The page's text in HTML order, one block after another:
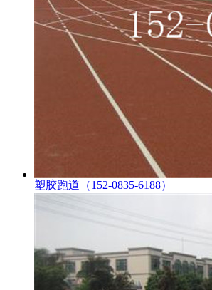
塑胶跑道（152-0835-6188）